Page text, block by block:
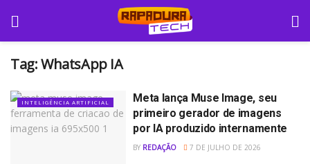
Tag:WhatsApp IA
INTELIGÊNCIA ARTIFICIAL
Meta lança Muse Image, seu
primeiro gerador de imagens
por IA produzido internamente
BY REDAÇÃO 7 DE JULHO DE 2026